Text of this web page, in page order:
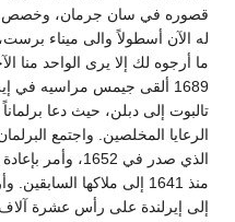
قصوره في سان جرمان، وخصص
له الآن أسطولاً والى ميناء
1689 ألقى جيمس مراسيه في
تالبوت إلى دبلن، حيث دعا برلماناً
الذي صدر في
منذ 1641 إلى ملاكها
إلى إيرلندة على رأس عشرة